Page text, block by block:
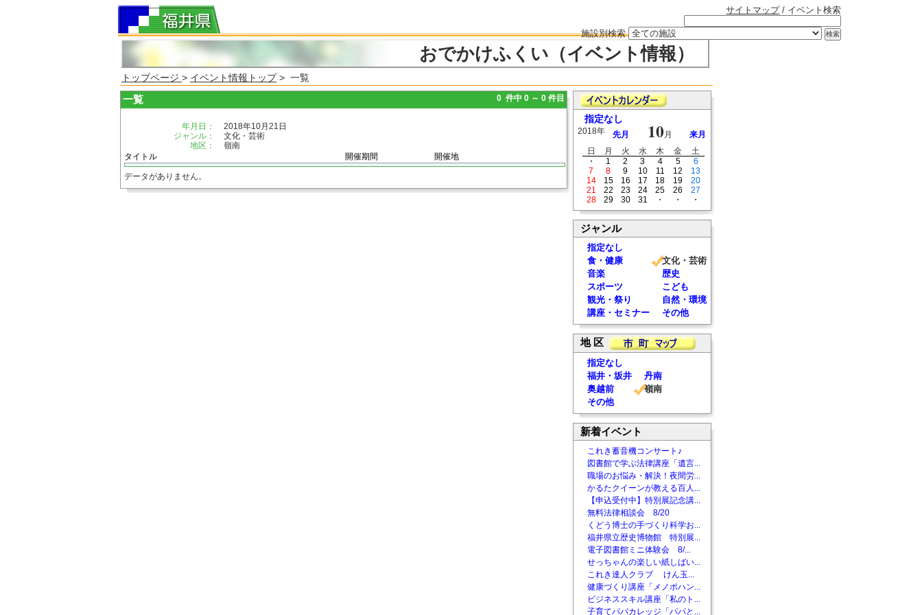
サイトマップ/ イベント検索
施設別検索
おでかけふくい（イベント情報）
トップページ > イベント情報トップ> 一覧
一覧 0 件中 0 ～ 0 件目
年月日：
2018年10月21日
ジャンル：
文化・芸術
地区：
嶺南
タイトル
開催期間 開催地
データがありません。
指定なし
2018年 先月 10月
来月
日
月 火 水 木 金
土
・
1 2 3 4 5
6
7
8 9 10 11 12
13
14
15 16 17 18 19
20
21
22 23 24 25 26
27
28
29 30 31 ・ ・ ・
ジャンル
指定なし
食・健康
文化・芸術
音楽
歴史
スポーツ
こども
観光・祭り
自然・環境
講座・セミナー
その他
地 区
指定なし
福井・坂井
丹南
奥越前
嶺南
その他
新着イベント
これき蓄音機コンサート♪
図書館で学ぶ法律講座「遺言...
職場のお悩み・解決！夜間労...
かるたクイーンが教える百人...
【申込受付中】特別展記念講...
無料法律相談会 8/20
くどう博士の手づくり科学お...
福井県立歴史博物館 特別展...
電子図書館ミニ体験会 8/...
せっちゃんの楽しい紙しばい...
これき達人クラブ けん玉...
健康づくり講座「メノポハン...
ビジネススキル講座「私のト...
子育てパパカレッジ「パパと...